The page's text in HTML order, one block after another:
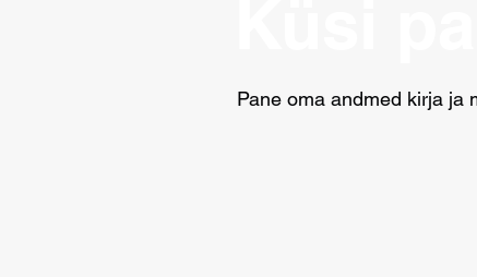
Pane oma andmed kirja ja